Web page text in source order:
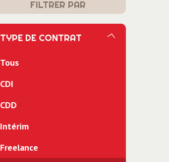
FILTRER PAR
TYPE DE CONTRAT
Tous
CDI
CDD
Intérim
Freelance